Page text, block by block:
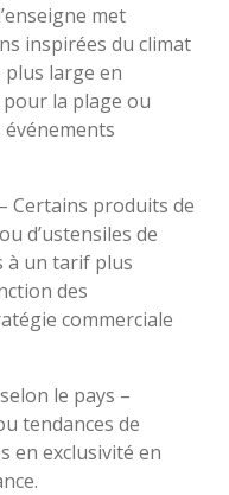
met
inspirées du climat
large en
la plage ou
Certains produits de
d’ustensiles de
à un tarif plus
des
commerciale
le pays –
tendances de
en exclusivité en